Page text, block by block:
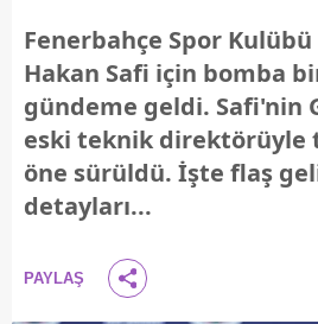
Fenerbahçe Spor Kulübü
Hakan Safi için bomba
gündeme geldi. Safi'nin
eski teknik direktörüyle
öne sürüldü. İşte flaş
detayları...
PAYLAŞ